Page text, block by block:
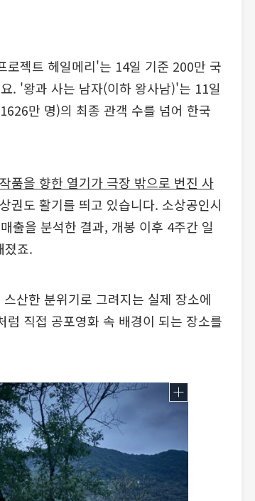
로젝트 헤일메리'는 14일 기준 200만 국
. '왕과 사는 남자(이하 왕사남)'는 11일
만 명)의 최종 관객 수를 넘어 한국
작품을 향한 열기가 극장 밖으로 번진 사
권도 활기를 띄고 있습니다. 소상공인시
출을 분석한 결과, 개봉 이후 4주간 일
졌죠.
산한 분위기로 그려지는 실제 장소에
직접 공포영화 속 배경이 되는 장소를